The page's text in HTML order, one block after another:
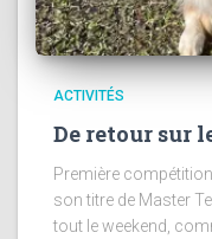
ACTIVITÉS
De retour sur
Première
son titre de Master
tout le weekend,